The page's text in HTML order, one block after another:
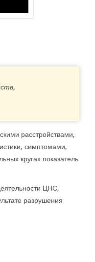
расстройствами,
симптомами,
кругах показатель
ЦНС,
разрушения